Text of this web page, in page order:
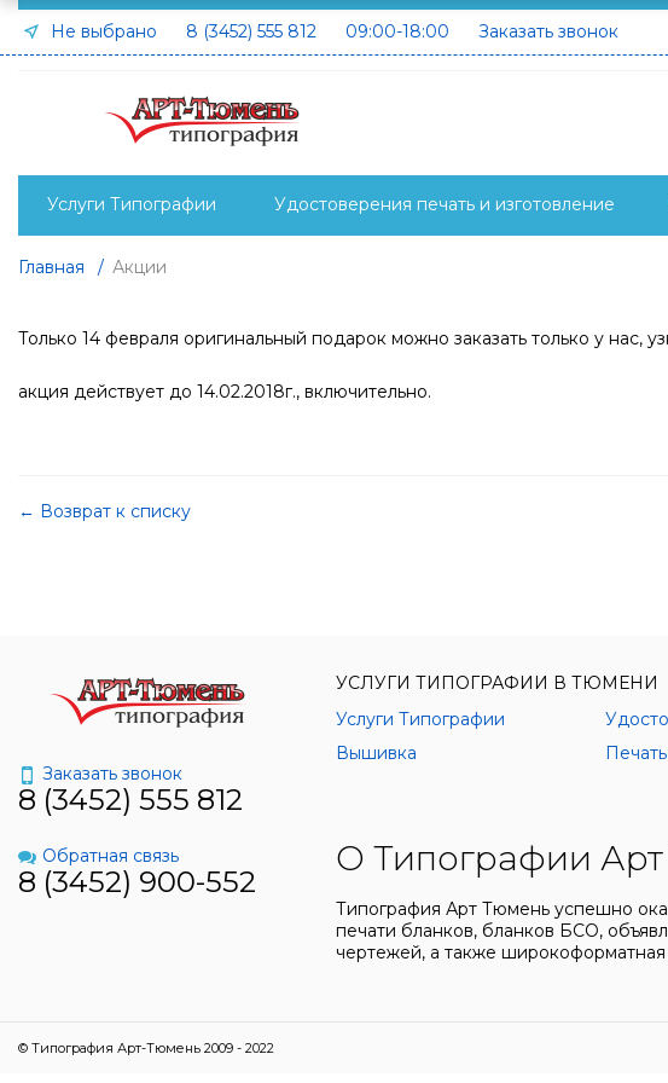
Не выбрано 8 (3452) 555 812 09:00-18:00 Заказать звонок
Услуги Типографии Удостоверения печать и изготовление
Главная / Акции
Только 14 февраля оригинальный подарок можно заказать только у нас,
акция действует до 14.02.2018г., включительно.
← Возврат к списку
Заказать звонок
8 (3452) 555 812
Обратная связь
8 (3452) 900-552
УСЛУГИ ТИПОГРАФИИ В ТЮМЕНИ
Услуги Типографии
Вышивка
О Типографии
Типография Арт Тюмень успешно
печати бланков, бланков БСО,
чертежей, а также
© Типография Арт-Тюмень 2009 - 2022